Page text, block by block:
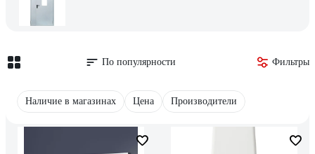
По популярности Фильтры
Наличие в магазинах Цена Производители